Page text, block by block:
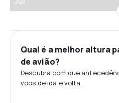
Qual é a melhor altura
de avião?
Descubra com que
voos de ida e volta.